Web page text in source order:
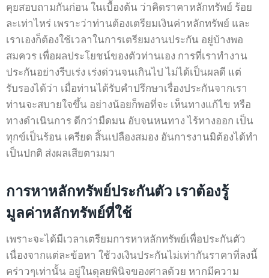
คุยสอบถามกันก่อน ในเบื้องต้น ว่าคิดราคาหลักทรัพย์ ร้อย
ละเท่าไหร่ เพราะว่าท่านต้องเตรียมเงินค่าหลักทรัพย์ และ
เราเองก็ต้องใช้เวลาในการเตรียมงานประกัน อยู่บ้างพอ
สมควร เพื่อผลประโยชน์ของตัวท่านเอง การที่เราทำงาน
ประกันอย่างรีบเร่ง เร่งด่วนจนเกินไป ไม่ได้เป็นผลดี แต่
รับรองได้ว่า เมื่อท่านได้รับคำปรึกษาเรื่องประกันจากเรา
ท่านจะสบายใจขึ้น อย่างน้อยก็พอที่จะ เห็นทางแก้ไข หรือ
ทางดำเนินการ ดีกว่ามืดมน อับจนหนทาง ไร้ทางออก เป็น
ทุกข์เป็นร้อน เครียด สิ้นเปลืองสมอง อันการงานมิต้องได้ทำ
เป็นปกติ ส่งผลเสียตามมา
การหาหลักทรัพย์ประกันตัว เราต้องรู้
มูลค่าหลักทรัพย์ที่ใช้
เพราะจะได้มีเวลาเตรียมการหาหลักทรัพย์เพื่อประกันตัว
เนื่องจากแต่ละข้อหา ใช้วงเงินประกันไม่เท่ากันราคาที่ลงนี้
คร่าวๆเท่านั้น อยู่ในดุลยพินิจของศาลด้วย หากมีความ